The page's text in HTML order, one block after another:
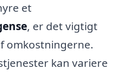
et
, er det vigtigt
omkostningerne.
kan variere